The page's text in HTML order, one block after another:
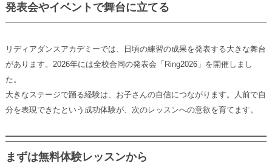
発表会やイベントで舞台に立てる
リディアダンスアカデミーでは、日頃の練習の成果を発表する大きな舞台
があります。2026年には全校合同の発表会「Ring2026」を開催しまし
た。
大きなステージで踊る経験は、お子さんの自信につながります。人前で自
分を表現できたという成功体験が、次のレッスンへの意欲を育てます。
まずは無料体験レッスンから